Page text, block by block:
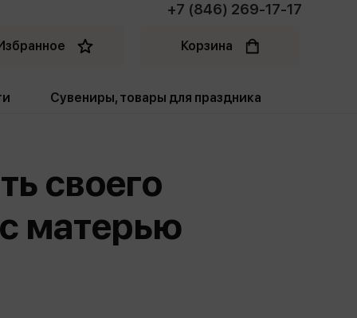
+7 (846) 269-17-17
Корзина
Сувениры, товары для праздника
Пакеты
Фототовары
своего
матерью